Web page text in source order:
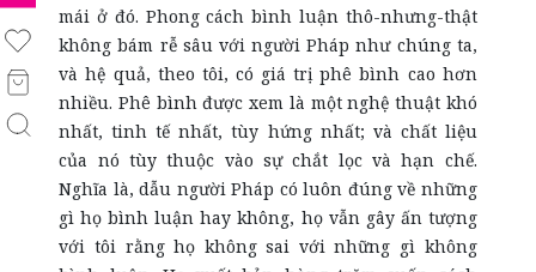
mái ở đó. Phong cách bình luận thô-nhưng-thật
không bám rễ sâu với người Pháp như chúng ta,
và hệ quả, theo tôi, có giá trị phê bình cao hơn
nhiều. Phê bình được xem là một nghệ thuật khó
nhất, tinh tế nhất, tùy hứng nhất; và chất liệu
của nó tùy thuộc vào sự chắt lọc và hạn chế.
Nghĩa là, dẫu người Pháp có luôn đúng về những
gì họ bình luận hay không, họ vẫn gây ấn tượng
với tôi rằng họ không sai với những gì không